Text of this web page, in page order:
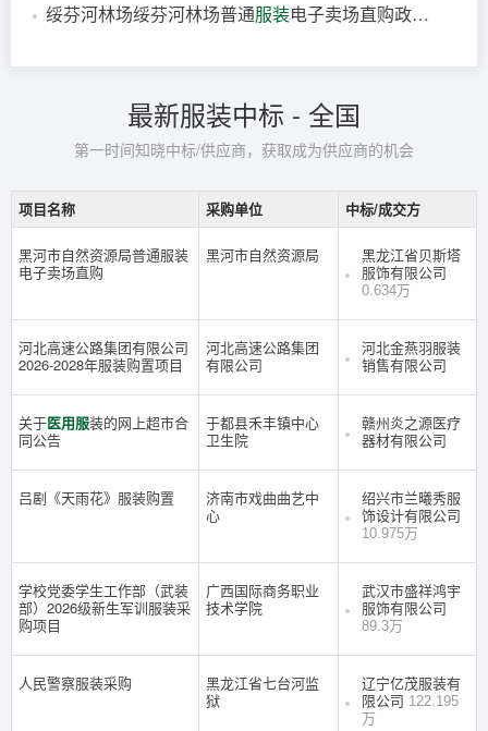
成交 湖南 57分钟前
绥芬河林场绥芬河林场普通服装电子卖场直购政府采购合同公告
最新服装中标 - 全国
第一时间知晓中标/供应商，获取成为供应商的机会
项目名称 采购单位 中标/成交方
黑河市自然资源局普通服装
电子卖场直购
黑河市自然资源局
黑龙江省贝斯塔
服饰有限公司
0.634万
河北高速公路集团有限公司
2026-2028年服装购置项目
河北高速公路集团
有限公司
河北金燕羽服装
销售有限公司
关于医用服装的网上超市合
同公告
于都县禾丰镇中心
卫生院
赣州炎之源医疗
器材有限公司
吕剧《天雨花》服装购置
济南市戏曲曲艺中
心
绍兴市兰曦秀服
饰设计有限公司
10.975万
学校党委学生工作部（武装
部）2026级新生军训服装采
购项目
广西国际商务职业
技术学院
武汉市盛祥鸿宇
服饰有限公司
89.3万
人民警察服装采购
黑龙江省七台河监
狱
辽宁亿茂服装有
限公司 122.195
万